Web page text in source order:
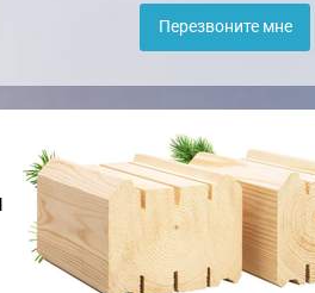
Перезвоните мне